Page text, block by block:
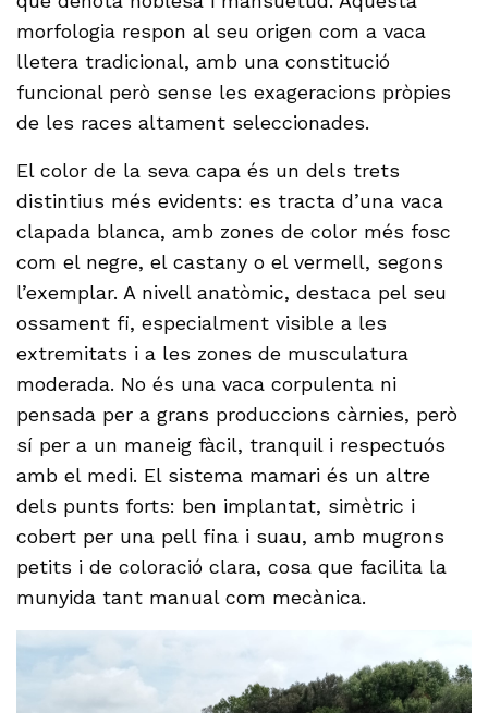
morfologia respon al seu origen com a vaca
lletera tradicional, amb una constitució
funcional però sense les exageracions pròpies
de les races altament seleccionades.
El color de la seva capa és un dels trets
distintius més evidents: es tracta d’una vaca
clapada blanca, amb zones de color més fosc
com el negre, el castany o el vermell, segons
l’exemplar. A nivell anatòmic, destaca pel seu
ossament fi, especialment visible a les
extremitats i a les zones de musculatura
moderada. No és una vaca corpulenta ni
pensada per a grans produccions càrnies, però
sí per a un maneig fàcil, tranquil i respectuós
amb el medi. El sistema mamari és un altre
dels punts forts: ben implantat, simètric i
cobert per una pell fina i suau, amb mugrons
petits i de coloració clara, cosa que facilita la
munyida tant manual com mecànica.